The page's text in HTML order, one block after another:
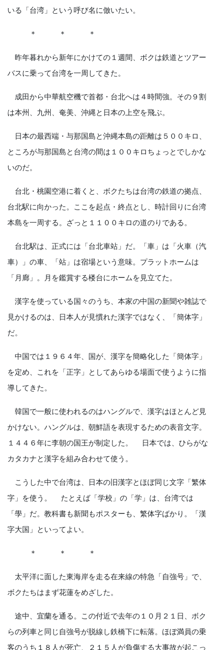
いる「台湾」という呼び名に倣いたい。
＊ ＊ ＊
昨年暮れから新年にかけての１週間、ボクは鉄道とツアー
バスに乗って台湾を一周してきた。
成田から中華航空機で首都・台北へは４時間強。その９割
は本州、九州、奄美、沖縄と日本の上空を飛ぶ。
日本の最西端・与那国島と沖縄本島の距離は５００キロ、
ところが与那国島と台湾の間は１００キロちょっとでしかな
いのだ。
台北・桃園空港に着くと、ボクたちは台湾の鉄道の拠点、
台北駅に向かった。ここを起点・終点とし、時計回りに台湾
本島を一周する。ざっと１１００キロの道のりである。
台北駅は、正式には「台北車站」だ。「車」は「火車（汽
車）」の車、「站」は宿場という意味。プラットホームは
「月廊」。月を鑑賞する楼台にホームを見立てた。
漢字を使っている国々のうち、本家の中国の新聞や雑誌で
見かけるのは、日本人が見慣れた漢字ではなく、「簡体字」
だ。
中国では１９６４年、国が、漢字を簡略化した「簡体字」
を定め、これを「正字」としてあらゆる場面で使うように指
導してきた。
韓国で一般に使われるのはハングルで、漢字はほとんど見
かけない。ハングルは、朝鮮語を表現するための表音文字。
１４４６年に李朝の国王が制定した。 日本では、ひらがな
カタカナと漢字を組み合わせて使う。
こうした中で台湾は、日本の旧漢字とほぼ同じ文字「繁体
字」を使う。 たとえば「学校」の「学」は、台湾では
「學」だ。教科書も新聞もポスターも、繁体字ばかり。「漢
字大国」といってよい。
＊ ＊ ＊
太平洋に面した東海岸を走る在来線の特急「自強号」で、
ボクたちはまず花蓮をめざした。
途中、宜蘭を通る。この付近で去年の１０月２１日、ボク
らの列車と同じ自強号が脱線し鉄橋下に転落。ほぼ満員の乗
客のうち１８人が死亡、２１５人が負傷する大事故が起こっ